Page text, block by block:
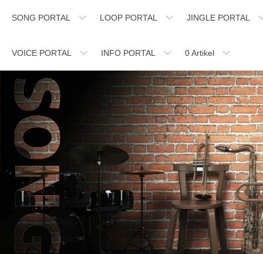
SONG PORTAL LOOP PORTAL JINGLE PORTAL
VOICE PORTAL INFO PORTAL 0Artikel